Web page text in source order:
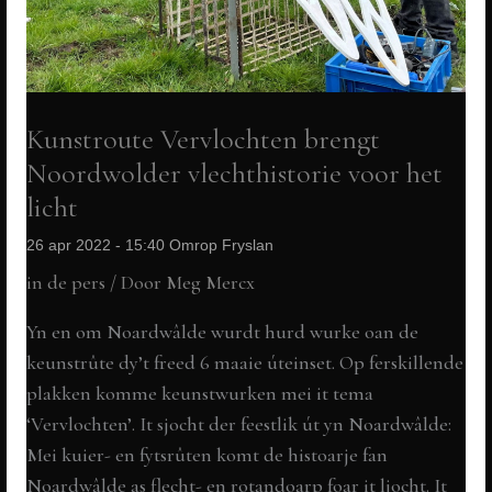
en
Rob
Verwer
Kunstroute Vervlochten brengt
Noordwolder vlechthistorie voor het
licht
26 apr 2022 - 15:40 Omrop Fryslan
in de pers / Door Meg Mercx
Yn en om Noardwâlde wurdt hurd wurke oan de
keunstrûte dy’t freed 6 maaie úteinset. Op ferskillende
plakken komme keunstwurken mei it tema
‘Vervlochten’. It sjocht der feestlik út yn Noardwâlde:
Mei kuier- en fytsrûten komt de histoarje fan
Noardwâlde as flecht- en rotandoarp foar it ljocht. It